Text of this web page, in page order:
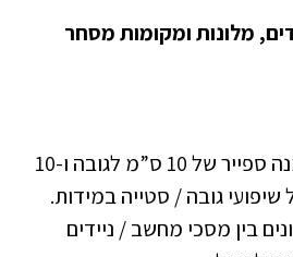
מלונות ומקומות מסחר
יש להוסיף בהזמנה ספייר של 10 ס”מ לגובה ו-10
גובה / סטייה במידות.
בין מסכי מחשב / ניידים